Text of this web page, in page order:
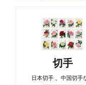
切手
日本切手 、中国切手